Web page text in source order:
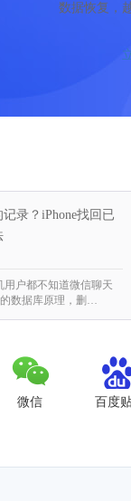
数据恢复，
录？iPhone找回已
户都不知道微信聊天
数据库原理，删…
微信 百度